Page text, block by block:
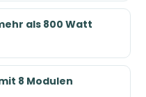
als 800 Watt
8 Modulen